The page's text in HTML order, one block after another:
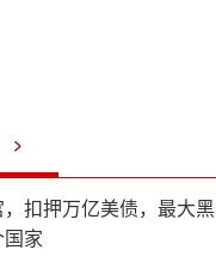
扣押万亿美债，最大黑
家